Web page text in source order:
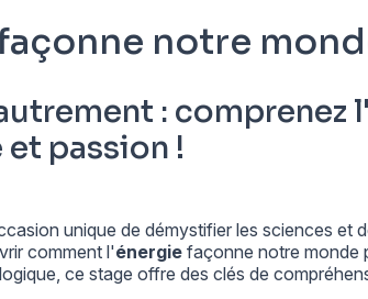
notre
:
passion !
unique de démystifier les sciences et
comment l'énergie façonne notre monde
ce stage offre des clés de